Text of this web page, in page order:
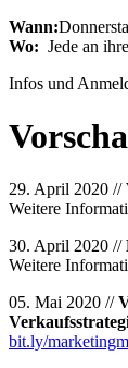
Wann:
Wo: Jede an
Infos und
29. April 2020 //
Weitere
30. April 2020 //
Weitere
05. Mai 2020 //
bit.ly/